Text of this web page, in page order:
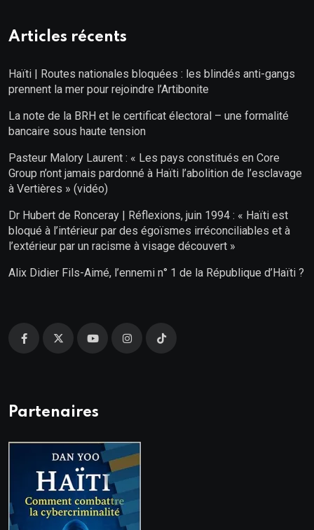
Articles récents
Haïti | Routes nationales bloquées : les blindés anti-gangs
prennent la mer pour rejoindre l’Artibonite
La note de la BRH et le certificat électoral – une formalité
bancaire sous haute tension
Pasteur Malory Laurent : « Les pays constitués en Core
Group n’ont jamais pardonné à Haïti l’abolition de l’esclavage
à Vertières » (vidéo)
Dr Hubert de Ronceray | Réflexions, juin 1994 : « Haïti est
bloqué à l’intérieur par des égoïsmes irréconciliables et à
l’extérieur par un racisme à visage découvert »
Alix Didier Fils-Aimé, l’ennemi n° 1 de la République d’Haïti ?
Partenaires